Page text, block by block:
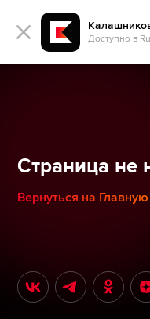
Доступно в
Страница не
Вернуться на Главную